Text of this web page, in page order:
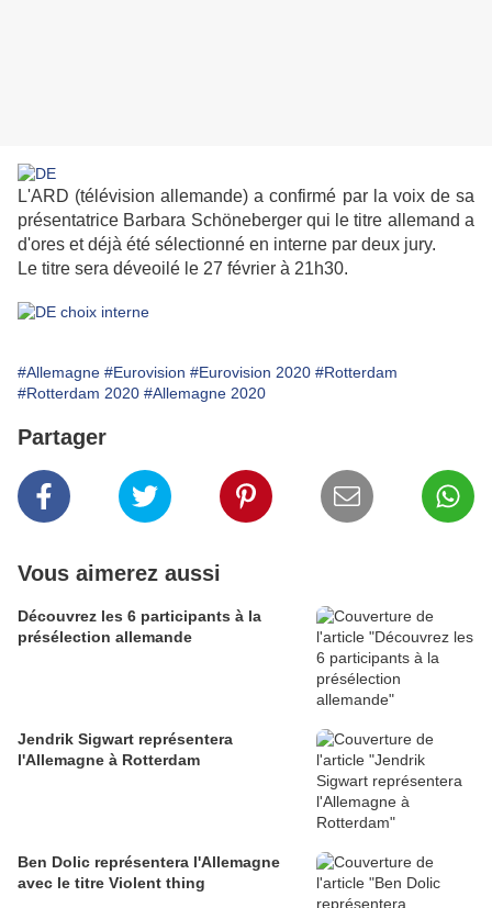
L'ARD (télévision allemande) a confirmé par la voix de sa
présentatrice Barbara Schöneberger qui le titre allemand a
d'ores et déjà été sélectionné en interne par deux jury.
Le titre sera déveoilé le 27 février à 21h30.
#Allemagne #Eurovision #Eurovision 2020 #Rotterdam
#Rotterdam 2020 #Allemagne 2020
Partager
Vous aimerez aussi
Découvrez les 6 participants à la
présélection allemande
Jendrik Sigwart représentera
l'Allemagne à Rotterdam
Ben Dolic représentera l'Allemagne
avec le titre Violent thing